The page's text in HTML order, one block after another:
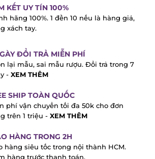
KẾT UY TÍN 100%
hãng 100%. 1 đền 10 nếu là hàng
xách tay.
ĐỔI TRẢ MIỄN PHÍ
lại mẫu, sai mẫu rượu. Đổi trả trong
-XEM THÊM
SHIP TOÀN QUỐC
phí vận chuyển tối đa 50k cho đơn
trên 1 triệu -
XEM THÊM
HÀNG TRONG 2H
hàng siêu tốc trong nội thành HCM.
hàng trước thanh toán.